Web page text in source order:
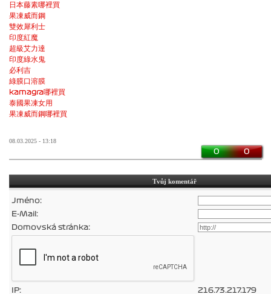
日本藤素哪裡買
果凍威而鋼
雙效犀利士
印度紅魔
超級艾力達
印度綠水鬼
必利吉
綠膜口溶膜
kamagra哪裡買
泰國果凍女用
果凍威而鋼哪裡買
08.03.2025 - 13:18
0 0
Tvůj komentář
Jméno:
E-Mail:
Domovská stránka:
IP: 216.73.217.179